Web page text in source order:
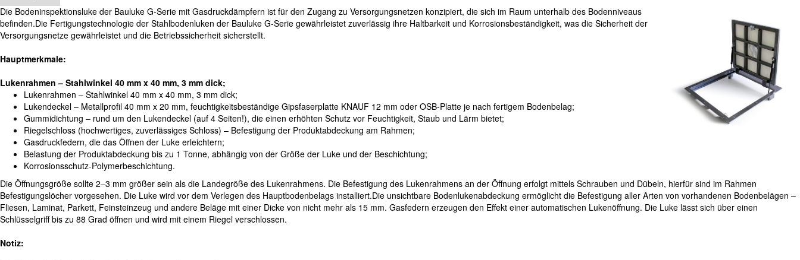
Die Bodeninspektionsluke der Bauluke G-Serie mit Gasdruckdämpfern ist für den Zugang zu Versorgungsnetzen konzipiert, die sich im Raum unterhalb des Bodenniveaus
befinden.Die Fertigungstechnologie der Stahlbodenluken der Bauluke G-Serie gewährleistet zuverlässig ihre Haltbarkeit und Korrosionsbeständigkeit, was die Sicherheit der
Versorgungsnetze gewährleistet und die Betriebssicherheit sicherstellt.
Hauptmerkmale:
Lukenrahmen – Stahlwinkel 40 mm x 40 mm, 3 mm dick;
Lukenrahmen – Stahlwinkel 40 mm x 40 mm, 3 mm dick;
Lukendeckel – Metallprofil 40 mm x 20 mm, feuchtigkeitsbeständige Gipsfaserplatte KNAUF 12 mm oder OSB-Platte je nach fertigem Bodenbelag;
Gummidichtung – rund um den Lukendeckel (auf 4 Seiten!), die einen erhöhten Schutz vor Feuchtigkeit, Staub und Lärm bietet;
Riegelschloss (hochwertiges, zuverlässiges Schloss) – Befestigung der Produktabdeckung am Rahmen;
Gasdruckfedern, die das Öffnen der Luke erleichtern;
Belastung der Produktabdeckung bis zu 1 Tonne, abhängig von der Größe der Luke und der Beschichtung;
Korrosionsschutz-Polymerbeschichtung.
Die Öffnungsgröße sollte 2–3 mm größer sein als die Landegröße des Lukenrahmens. Die Befestigung des Lukenrahmens an der Öffnung erfolgt mittels Schrauben und Dübeln, hierfür sind im Rahmen
Befestigungslöcher vorgesehen. Die Luke wird vor dem Verlegen des Hauptbodenbelags installiert.Die unsichtbare Bodenlukenabdeckung ermöglicht die Befestigung aller Arten von vorhandenen Bodenbelägen –
Fliesen, Laminat, Parkett, Feinsteinzeug und andere Beläge mit einer Dicke von nicht mehr als 15 mm. Gasfedern erzeugen den Effekt einer automatischen Lukenöffnung. Die Luke lässt sich über einen
Schlüsselgriff bis zu 88 Grad öffnen und wird mit einem Riegel verschlossen.
Notiz: